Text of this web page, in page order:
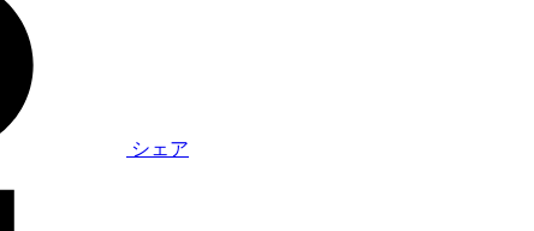
シェア